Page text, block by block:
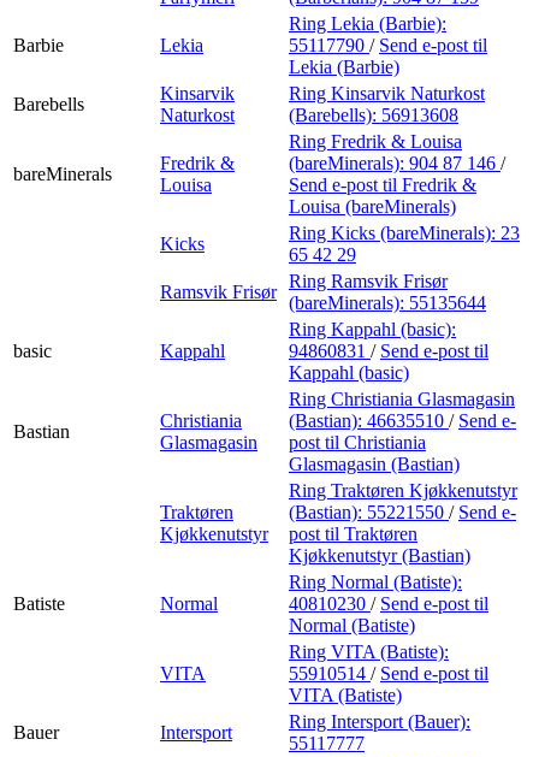
Barbie Lekia
Ring Lekia (Barbie):
55117790 / Send e-post til
Lekia (Barbie)
Barebells
Kinsarvik
Naturkost
Ring Kinsarvik Naturkost
(Barebells): 56913608
bareMinerals
Fredrik &
Louisa
Ring Fredrik & Louisa
(bareMinerals): 904 87 146 /
Send e-post til Fredrik &
Louisa (bareMinerals)
Kicks
Ring Kicks (bareMinerals): 23
65 42 29
Ramsvik Frisør
Ring Ramsvik Frisør
(bareMinerals): 55135644
basic Kappahl
Ring Kappahl (basic):
94860831 / Send e-post til
Kappahl (basic)
Bastian
Christiania
Glasmagasin
Ring Christiania Glasmagasin
(Bastian): 46635510 / Send e-
post til Christiania
Glasmagasin (Bastian)
Traktøren
Kjøkkenutstyr
Ring Traktøren Kjøkkenutstyr
(Bastian): 55221550 / Send e-
post til Traktøren
Kjøkkenutstyr (Bastian)
Batiste Normal
Ring Normal (Batiste):
40810230 / Send e-post til
Normal (Batiste)
VITA
Ring VITA (Batiste):
55910514 / Send e-post til
VITA (Batiste)
Bauer
Intersport
Ring Intersport (Bauer):
55117777